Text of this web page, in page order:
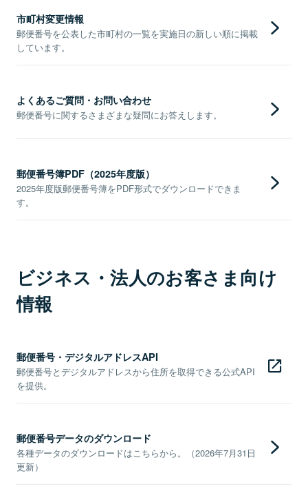
市町村変更情報
郵便番号を公表した市町村の一覧を実施日の新しい順に掲載
しています。
よくあるご質問・お問い合わせ
郵便番号に関するさまざまな疑問にお答えします。
郵便番号簿PDF（2025年度版）
2025年度版郵便番号簿をPDF形式でダウンロードできま
す。
ビジネス・法人のお客さま向け
情報
郵便番号・デジタルアドレスAPI
郵便番号とデジタルアドレスから住所を取得できる公式API
を提供。
郵便番号データのダウンロード
各種データのダウンロードはこちらから。（2026年7月31日
更新）